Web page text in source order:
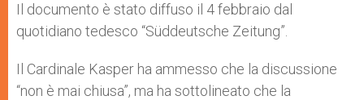
Il documento è stato diffuso il 4 febbraio dal
quotidiano tedesco “Süddeutsche Zeitung”.
Il Cardinale Kasper ha ammesso che la discussione
“non è mai chiusa”, ma ha sottolineato che la